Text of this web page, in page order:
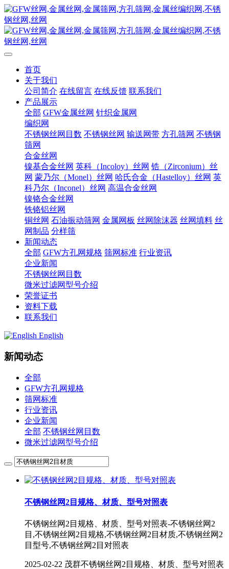
首页
关于我们
公司简介 在线留言 在线反馈 联系我们
产品展示
全部 GFW金属丝网 针织金属网
编织网
不锈钢丝网目数 不锈钢丝网 输送网带 方孔筛网 不锈钢
筛网
合金丝网
镍基合金丝网 英科（Incoloy）丝网 锆（Zirconium）丝
网 蒙乃尔（Monel）丝网 哈氏合金（Hastelloy）丝网 英
科乃尔（Inconel）丝网 高温合金丝网
镍铬合金丝网
铁铬铝丝网
铜丝网 石油振动筛网 金属网板 丝网除沫器 丝网填料 丝
网制品 分样筛
新闻动态
全部 GFW方孔网规格 筛网标准 行业资讯
企业新闻
不锈钢丝网目数
微米过滤网型号介绍
荣誉证书
资料下载
联系我们
English
新闻动态
全部
GFW方孔网规格
筛网标准
行业资讯
企业新闻
全部 不锈钢丝网目数
微米过滤网型号介绍
不锈钢丝网2目规格、材质、型号对照表
不锈钢丝网2目规格、材质、型号对照表-不锈钢丝网2
目,不锈钢丝网2目规格,不锈钢丝网2目材质,不锈钢丝网2
目型号,不锈钢丝网2目对照表
2025-02-22 茂群不锈钢丝网2目规格、材质、型号对照表